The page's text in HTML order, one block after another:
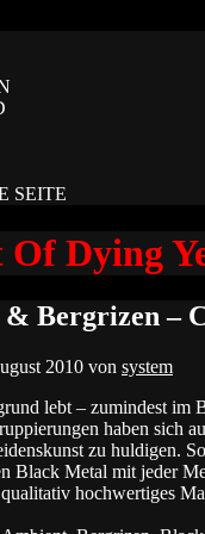
SEITE
Dying
Bergrizen –
2010 von system
lebt – zumindest im
haben
zu huldigen.
Black Metal mit jeder
hochwertiges